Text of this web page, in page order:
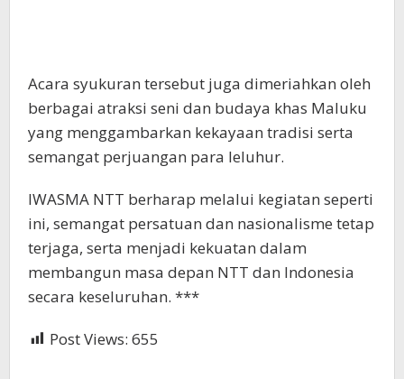
Acara syukuran tersebut juga dimeriahkan oleh
berbagai atraksi seni dan budaya khas Maluku
yang menggambarkan kekayaan tradisi serta
semangat perjuangan para leluhur.
IWASMA NTT berharap melalui kegiatan seperti
ini, semangat persatuan dan nasionalisme tetap
terjaga, serta menjadi kekuatan dalam
membangun masa depan NTT dan Indonesia
secara keseluruhan. ***
Post Views: 655